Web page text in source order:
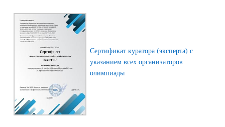
Сертификат куратора (эксперта) с
указанием всех организаторов
олимпиады